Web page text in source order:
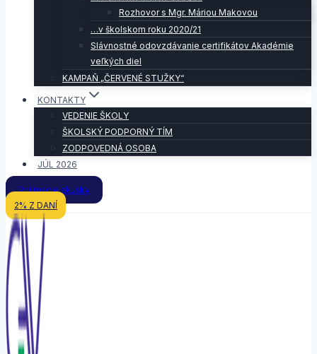
Rozhovor s Mgr. Máriou Makovou
…v školskom roku 2020/21
Slávnostné odovzdávanie certifikátov Akadémie
veľkých diel
KAMPAŇ „ČERVENÉ STUŽKY“
KONTAKTY
VEDENIE ŠKOLY
ŠKOLSKÝ PODPORNÝ TÍM
ZODPOVEDNÁ OSOBA
JÚL 2026
Prijímacie skúšky
2% Z DANÍ